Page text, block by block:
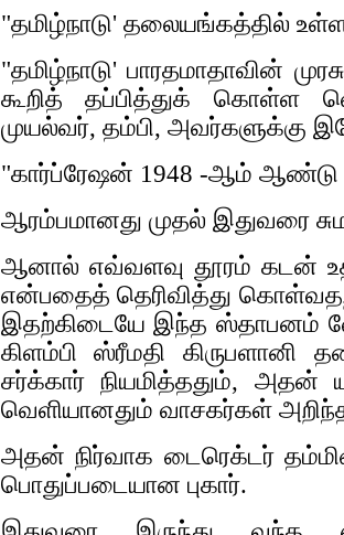
"தமிழ்நாடு' தலையங்கத்தில்
"தமிழ்நாடு' பாரதமாதாவின்
கூறித் தப்பித்துக் கொள்ள
முயல்வர், தம்பி, அவர்களுக்கு
"கார்ப்ரேஷன் 1948 -ஆம் ஆண்டு
ஆரம்பமானது முதல் இதுவரை
ஆனால் எவ்வளவு தூரம் கடன்
என்பதைத் தெரிவித்து
இதற்கிடையே இந்த ஸ்தாபனம்
கிளம்பி ஸ்ரீமதி கிருபளானி
சர்க்கார் நியமித்ததும்,
வெளியானதும் வாசகர்கள்
அதன் நிர்வாக டைரெக்டர்
பொதுப்படையான புகார்.